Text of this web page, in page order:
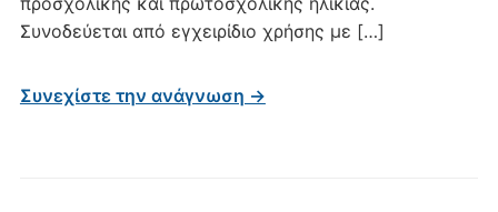
Συνοδεύεται από εγχειρίδιο χρήσης με […]
Συνεχίστε την ανάγνωση →